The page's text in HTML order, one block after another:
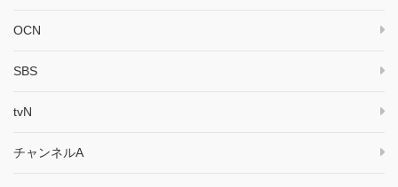
OCN
SBS
tvN
チャンネルA